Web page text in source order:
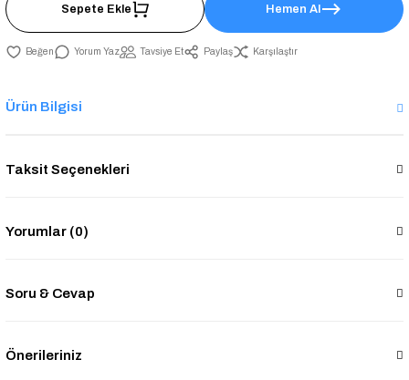
Sepete Ekle Hemen Al
Yorum Yaz Tavsiye Et Paylaş Karşılaştır
Ürün Bilgisi
Taksit Seçenekleri
Yorumlar (0)
Soru & Cevap
Önerileriniz